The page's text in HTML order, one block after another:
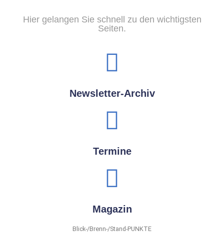
Hier gelangen Sie schnell zu den wichtigsten
Seiten.
Newsletter-Archiv
Termine
Magazin
Blick-/Brenn-/Stand-PUNKTE